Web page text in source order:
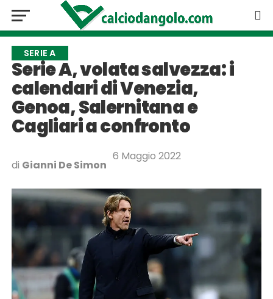
SERIE A
Serie A, volata salvezza: i
calendari di Venezia,
Genoa, Salernitana e
Cagliari a confronto
di Gianni De Simon
6 Maggio 2022